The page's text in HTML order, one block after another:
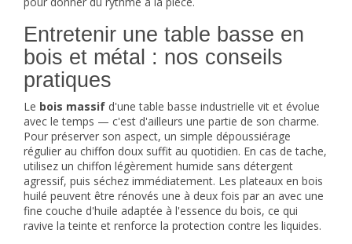
Entretenir une table basse en
bois et métal : nos conseils
pratiques
Le bois massif d'une table basse industrielle vit et évolue
avec le temps — c'est d'ailleurs une partie de son charme.
Pour préserver son aspect, un simple dépoussiérage
régulier au chiffon doux suffit au quotidien. En cas de tache,
utilisez un chiffon légèrement humide sans détergent
agressif, puis séchez immédiatement. Les plateaux en bois
huilé peuvent être rénovés une à deux fois par an avec une
fine couche d'huile adaptée à l'essence du bois, ce qui
ravive la teinte et renforce la protection contre les liquides.